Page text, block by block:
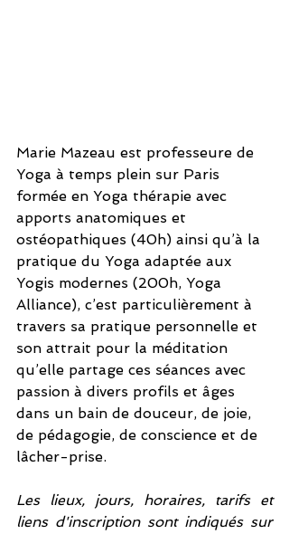
Marie Mazeau est professeure de
Yoga à temps plein sur Paris
formée en Yoga thérapie avec
apports anatomiques et
ostéopathiques (40h) ainsi qu’à la
pratique du Yoga adaptée aux
Yogis modernes (200h, Yoga
Alliance), c’est particulièrement à
travers sa pratique personnelle et
son attrait pour la méditation
qu’elle partage ces séances avec
passion à divers profils et âges
dans un bain de douceur, de joie,
de pédagogie, de conscience et de
lâcher-prise.
Les lieux, jours, horaires, tarifs et
liens d'inscription sont indiqués sur